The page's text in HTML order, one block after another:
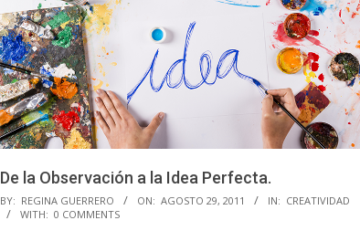
De la Observación a la Idea Perfecta.
2011-
08-
BY: REGINA GUERRERO ON: AGOSTO 29, 2011 IN: CREATIVIDAD
WITH: 0 COMMENTS